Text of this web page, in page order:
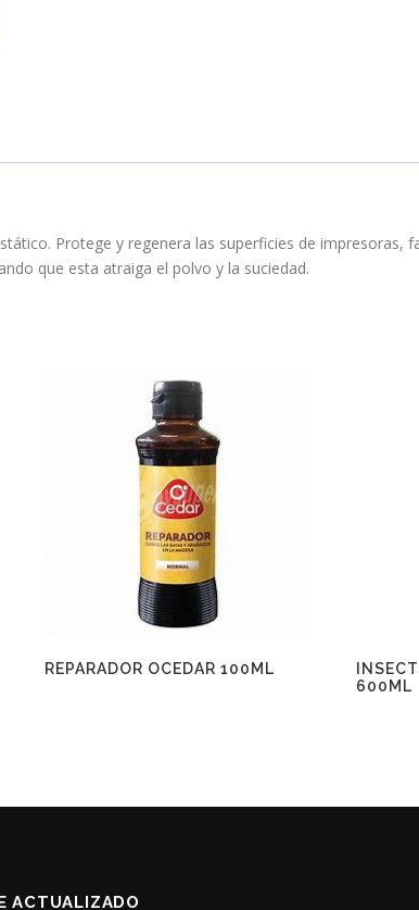
Protege y regenera las superficies de
que esta atraiga el polvo y la suciedad.
REPARADOR OCEDAR 100ML
600ML
ACTUALIZADO